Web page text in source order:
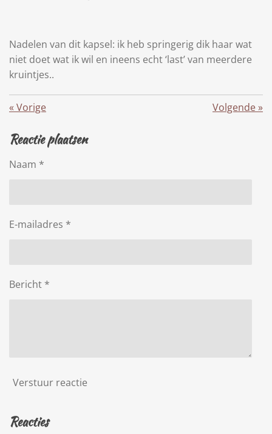
Nadelen van dit kapsel: ik heb springerig dik haar wat
niet doet wat ik wil en ineens echt ‘last’ van meerdere
kruintjes..
« Vorige Volgende»
Reactie plaatsen
Naam *
E-mailadres *
Bericht *
Verstuur reactie
Reacties